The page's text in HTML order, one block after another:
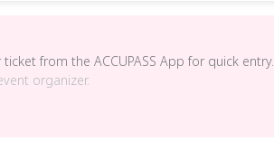
from the ACCUPASS App for quick entry.
organizer.